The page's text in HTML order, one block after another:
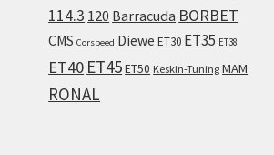
114.3 120 Barracuda BORBET
CMS Corspeed Diewe ET30 ET35 ET38
ET40 ET45ET50 Keskin-Tuning MAM
RONAL